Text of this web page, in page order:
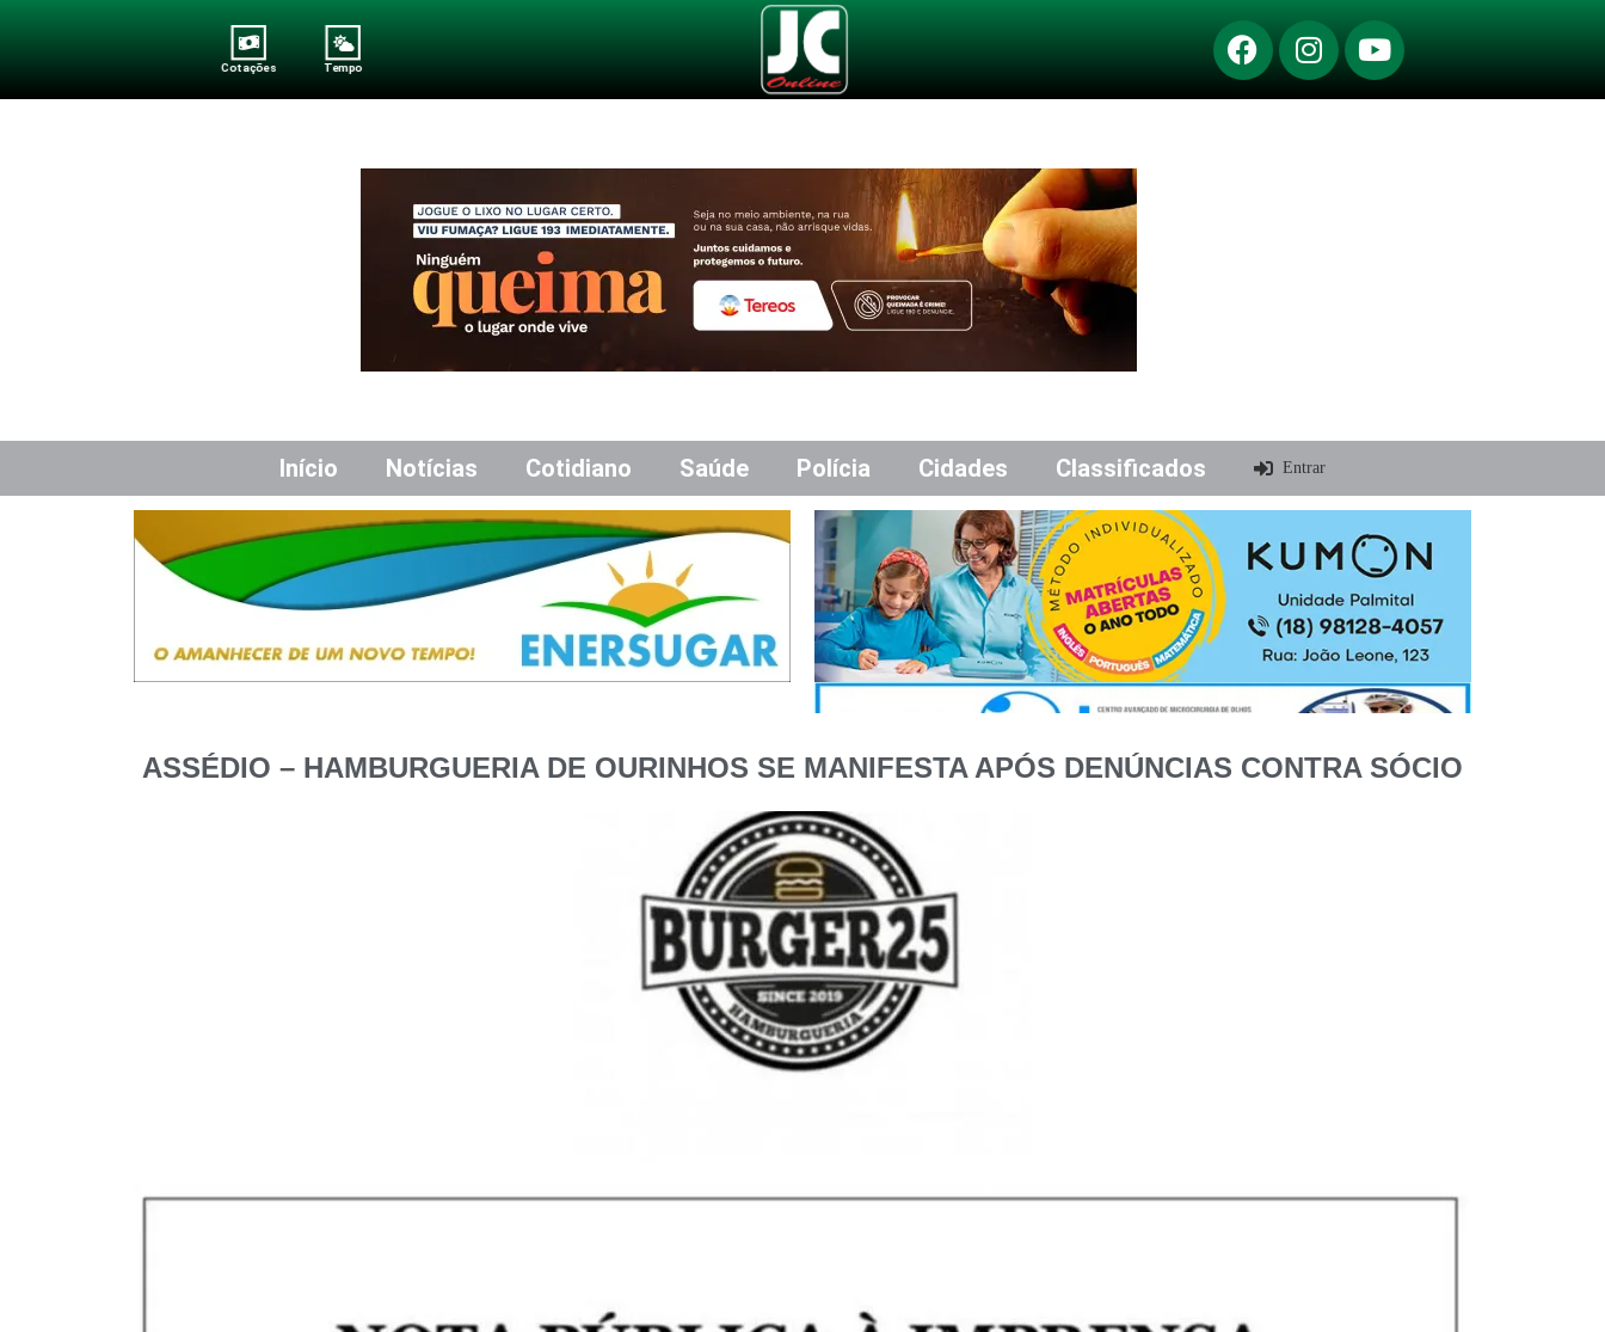
Cotações Tempo
Início Notícias Cotidiano Saúde Polícia Cidades Classificados Entrar
ASSÉDIO – HAMBURGUERIA DE OURINHOS SE MANIFESTA APÓS DENÚNCIAS CONTRA SÓCIO